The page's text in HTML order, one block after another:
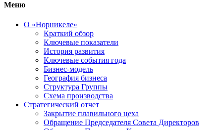
Меню
О «Норникеле»
Краткий обзор
Ключевые показатели
История развития
Ключевые события года
Бизнес-модель
География бизнеса
Структура Группы
Схема производства
Стратегический отчет
Закрытие плавильного цеха
Обращение Председателя Совета Директоров